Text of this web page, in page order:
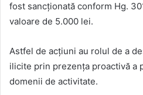
fost sancționată conform Hg.
valoare de 5.000 lei.
Astfel de acțiuni au rolul de a
ilicite prin prezența proactivă a
domenii de activitate.